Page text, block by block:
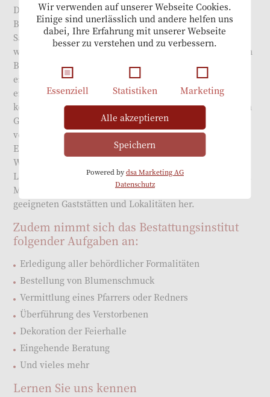
Die Erdbestattung ist die üblichste und älteste Art der
Beisetzung. Dabei wird der Leichnam meist in einem
Sarg der Erde übergeben. Die bisher geltende Sargpflicht
wird derzeit allerdings zunehmend gelockert – so auch in
Berlin. Dies soll Menschen unterschiedlicher Religionen
eine Erdbestattung ganz nach ihrem Glauben
ermöglichen. Der Beisetzung auf dem Friedhof in Berlin
können Hinterbliebene beiwohnen. Auf Wunsch wird ein
Geistlicher oder freier Redner bestellt. Dieser
verabschiedet den Verstorbenen im Rahmen der
Erdbestattung mit netten Worten oder einem Gebet.
Wünscht die Familie eine anschließenden
Leichenschmaus, stellt das einfühlsame Team von Gerda
Messmer Bestattungen in Berlin gerne den Kontakt zu
geeigneten Gaststätten und Lokalitäten her.
Zudem nimmt sich das Bestattungsinstitut
folgender Aufgaben an:
Erledigung aller behördlicher Formalitäten
Bestellung von Blumenschmuck
Vermittlung eines Pfarrers oder Redners
Überführung des Verstorbenen
Dekoration der Feierhalle
Eingehende Beratung
Und vieles mehr
Lernen Sie uns kennen
Wir verwenden auf unserer Webseite Cookies.
Einige sind unerlässlich und andere helfen uns
dabei, Ihre Erfahrung mit unserer Webseite
besser zu verstehen und zu verbessern.
Essenziell Statistiken Marketing
Alle akzeptieren
Speichern
Powered bydsa Marketing AG
Datenschutz